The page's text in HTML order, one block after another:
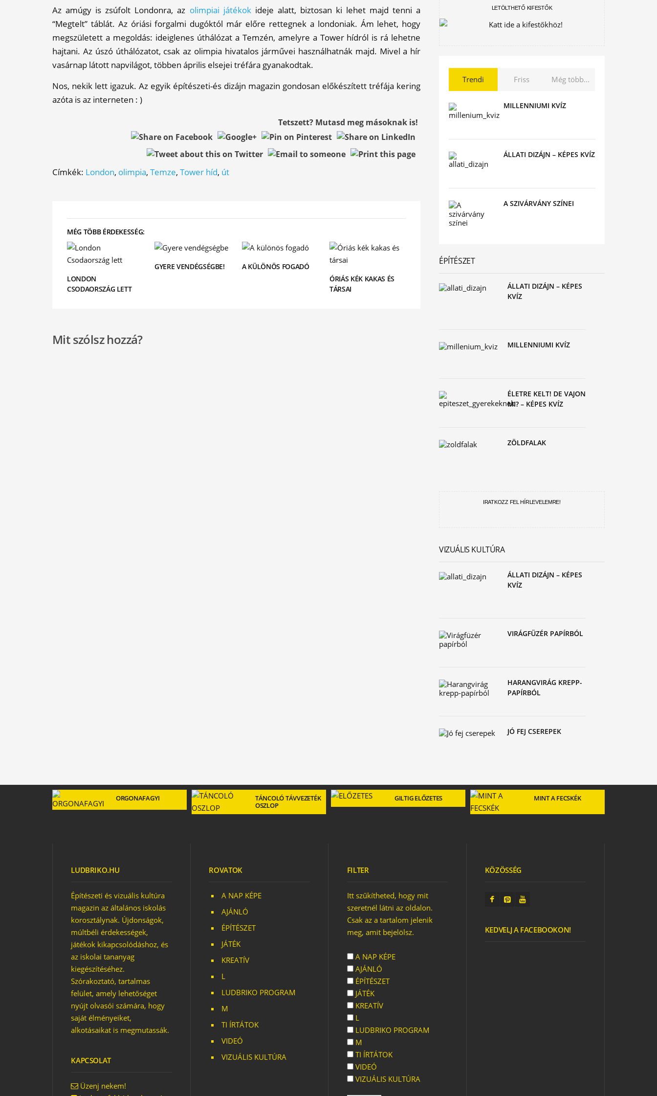
Az amúgy is zsúfolt Londonra, az olimpiai játékok ideje alatt, biztosan ki lehet majd tenni a
“Megtelt” táblát. Az óriási forgalmi dugóktól már előre rettegnek a londoniak. Ám lehet, hogy
megszületett a megoldás: ideiglenes úthálózat a Temzén, amelyre a Tower hídról is rá lehetne
hajtani. Az úszó úthálózatot, csak az olimpia hivatalos járművei használhatnák majd. Mivel a hír
vasárnap látott napvilágot, többen április elsejei tréfára gyanakodtak.
Nos, nekik lett igazuk. Az egyik építészeti-és dizájn magazin gondosan előkészített tréfája kering
azóta is az interneten : )
Tetszett? Mutasd meg másoknak is!
Címkék: London, olimpia, Temze, Tower híd, út
MÉG TÖBB ÉRDEKESSÉG:
LONDON
CSODAORSZÁG LETT
GYERE VENDÉGSÉGBE!
A KÜLÖNÖS FOGADÓ
ÓRIÁS KÉK KAKAS ÉS
TÁRSAI
Mit szólsz hozzá?
LETÖLTHETŐ KIFESTŐK
Trendi Friss Még több...
MILLENNIUMI KVÍZ
ÁLLATI DIZÁJN – KÉPES KVÍZ
A SZIVÁRVÁNY SZÍNEI
ÉPÍTÉSZET
ÁLLATI DIZÁJN – KÉPES
KVÍZ
MILLENNIUMI KVÍZ
ÉLETRE KELT! DE VAJON
MI? – KÉPES KVÍZ
ZÖLDFALAK
IRATKOZZ FEL HÍRLEVELEMRE!
VIZUÁLIS KULTÚRA
ÁLLATI DIZÁJN – KÉPES
KVÍZ
VIRÁGFÜZÉR PAPÍRBÓL
HARANGVIRÁG KREPP-
PAPÍRBÓL
JÓ FEJ CSEREPEK
ORGONAFAGYI
TÁNCOLÓ TÁVVEZETÉK
OSZLOP
GILTIG ELŐZETES MINT A FECSKÉK
LUDBRIKO.HU
Építészeti és vizuális kultúra
magazin az általános iskolás
korosztálynak. Újdonságok,
múltbéli érdekességek,
játékok kikapcsolódáshoz, és
az iskolai tananyag
kiegészítéséhez.
Szórakoztató, tartalmas
felület, amely lehetőséget
nyújt olvasói számára, hogy
saját élményeiket,
alkotásaikat is megmutassák.
KAPCSOLAT
Üzenj nekem!
ROVATOK
A NAP KÉPE
AJÁNLÓ
ÉPÍTÉSZET
JÁTÉK
KREATÍV
L
LUDBRIKO PROGRAM
M
TI ÍRTÁTOK
VIDEÓ
VIZUÁLIS KULTÚRA
FILTER
Itt szűkítheted, hogy mit
szeretnél látni az oldalon.
Csak az a tartalom jelenik
meg, amit bejelölsz.
A NAP KÉPE
AJÁNLÓ
ÉPÍTÉSZET
JÁTÉK
KREATÍV
L
LUDBRIKO PROGRAM
M
TI ÍRTÁTOK
VIDEÓ
VIZUÁLIS KULTÚRA
KÖZÖSSÉG
KEDVELJ A FACEBOOKON!